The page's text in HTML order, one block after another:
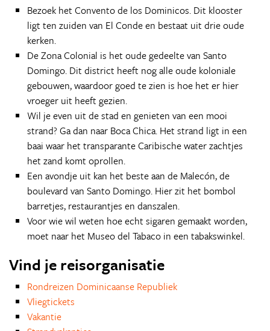
Bezoek het Convento de los Dominicos. Dit klooster
ligt ten zuiden van El Conde en bestaat uit drie oude
kerken.
De Zona Colonial is het oude gedeelte van Santo
Domingo. Dit district heeft nog alle oude koloniale
gebouwen, waardoor goed te zien is hoe het er hier
vroeger uit heeft gezien.
Wil je even uit de stad en genieten van een mooi
strand? Ga dan naar Boca Chica. Het strand ligt in een
baai waar het transparante Caribische water zachtjes
het zand komt oprollen.
Een avondje uit kan het beste aan de Malecón, de
boulevard van Santo Domingo. Hier zit het bombol
barretjes, restaurantjes en danszalen.
Voor wie wil weten hoe echt sigaren gemaakt worden,
moet naar het Museo del Tabaco in een tabakswinkel.
Vind je reisorganisatie
Rondreizen Dominicaanse Republiek
Vliegtickets
Vakantie